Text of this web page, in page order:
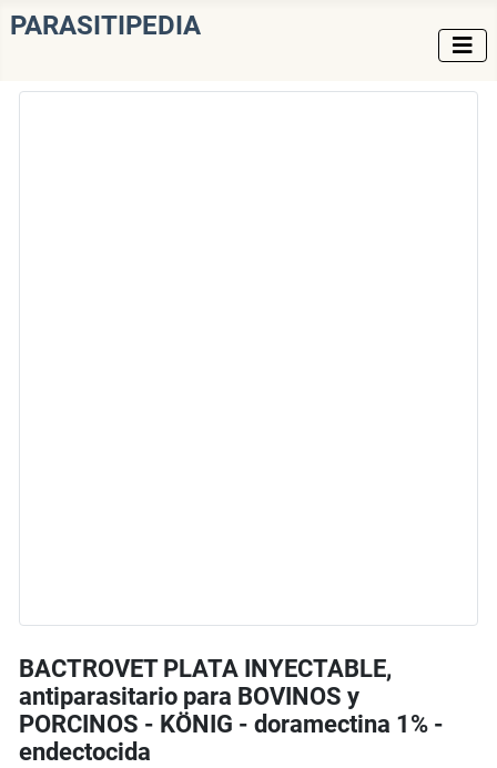
PARASITIPEDIA
BACTROVET PLATA INYECTABLE,
antiparasitario para BOVINOS y
PORCINOS - KÖNIG - doramectina 1% -
endectocida